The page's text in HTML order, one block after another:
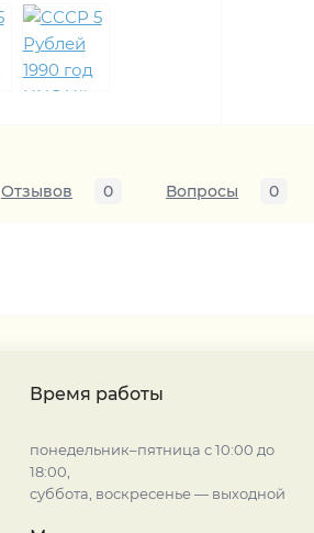
Отзывов 0 Вопросы 0
Время работы
понедельник–пятница с 10:00 до
18:00,
суббота, воскресенье — выходной